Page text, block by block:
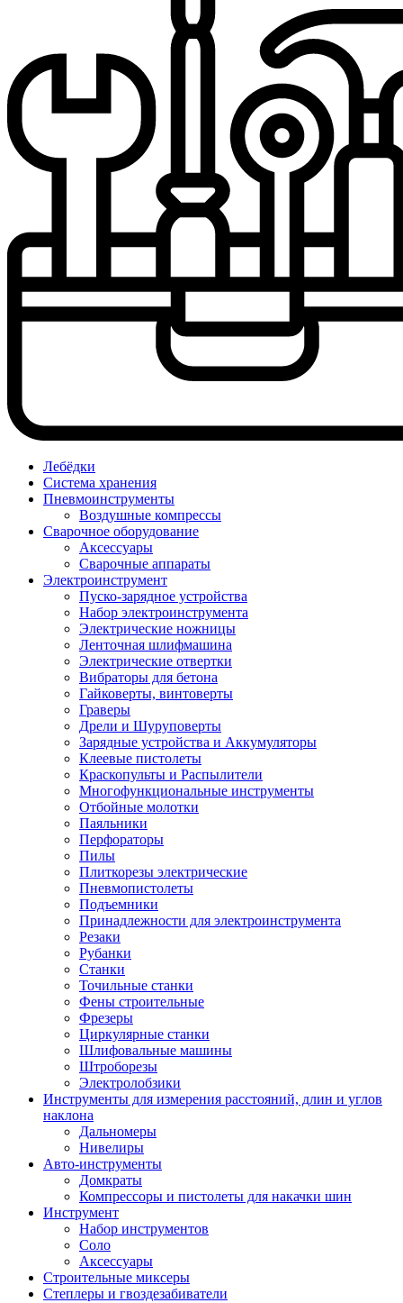
Лебёдки
Система хранения
Пневмоинструменты
Воздушные компрессы
Сварочное оборудование
Аксессуары
Сварочные аппараты
Электроинструмент
Пуско-зарядное устройства
Набор электроинструмента
Электрические ножницы
Ленточная шлифмашина
Электрические отвертки
Вибраторы для бетона
Гайковерты, винтоверты
Граверы
Дрели и Шуруповерты
Зарядные устройства и Аккумуляторы
Клеевые пистолеты
Краскопульты и Распылители
Многофункциональные инструменты
Отбойные молотки
Паяльники
Перфораторы
Пилы
Плиткорезы электрические
Пневмопистолеты
Подъемники
Принадлежности для электроинструмента
Резаки
Рубанки
Станки
Точильные станки
Фены строительные
Фрезеры
Циркулярные станки
Шлифовальные машины
Штроборезы
Электролобзики
Инструменты для измерения расстояний, длин и углов
наклона
Дальномеры
Нивелиры
Авто-инструменты
Домкраты
Компрессоры и пистолеты для накачки шин
Инструмент
Набор инструментов
Соло
Аксессуары
Строительные миксеры
Степлеры и гвоздезабиватели